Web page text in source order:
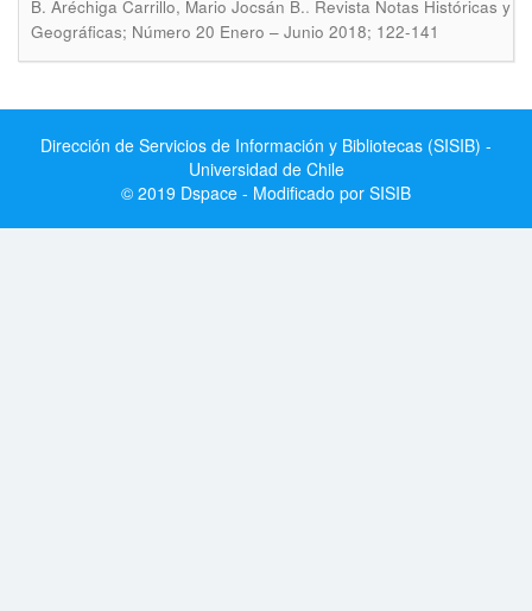
B. Aréchiga Carrillo, Mario Jocsán B.. Revista Notas Históricas y
Geográficas; Número 20 Enero – Junio 2018; 122-141
Dirección de Servicios de Información y Bibliotecas (SISIB) -
Universidad de Chile
© 2019 Dspace - Modificado por SISIB